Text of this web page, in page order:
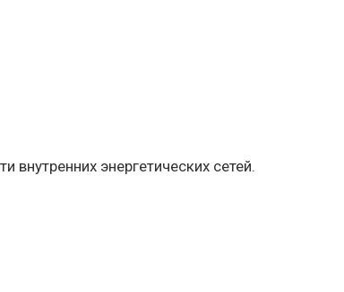
энергетических сетей.